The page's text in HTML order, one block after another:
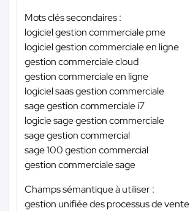
Mots clés secondaires :
logiciel gestion commerciale pme
logiciel gestion commerciale en ligne
gestion commerciale cloud
gestion commerciale en ligne
logiciel saas gestion commerciale
sage gestion commerciale i7
logicie sage gestion commerciale
sage gestion commercial
sage 100 gestion commercial
gestion commerciale sage
Champs sémantique à utiliser :
gestion unifiée des processus de vente